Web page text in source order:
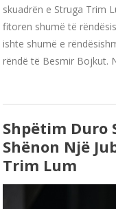
skuadrën e Struga Trim
fitoren shumë të
ishte shumë e
rëndë të Besmir Bojkut.
Shpëtim Duro
Shënon Një
Trim Lum